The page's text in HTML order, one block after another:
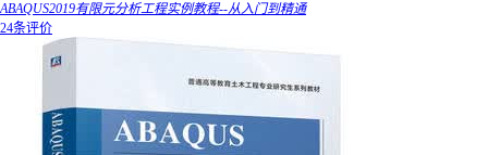
ABAQUS2019有限元分析工程实例教程--从入门到精通
24条评价